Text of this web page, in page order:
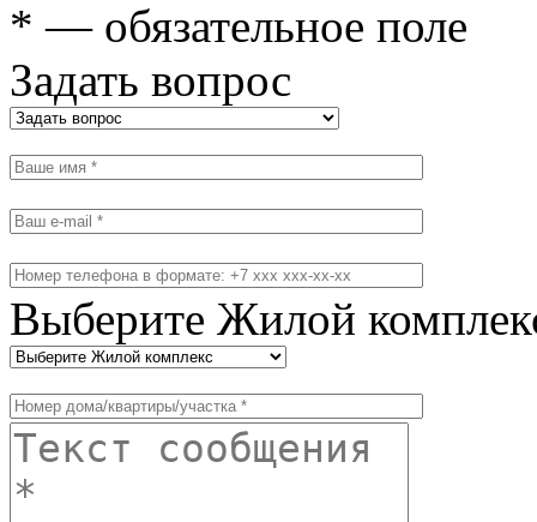
* — обязательное поле
Задать вопрос
Выберите Жилой